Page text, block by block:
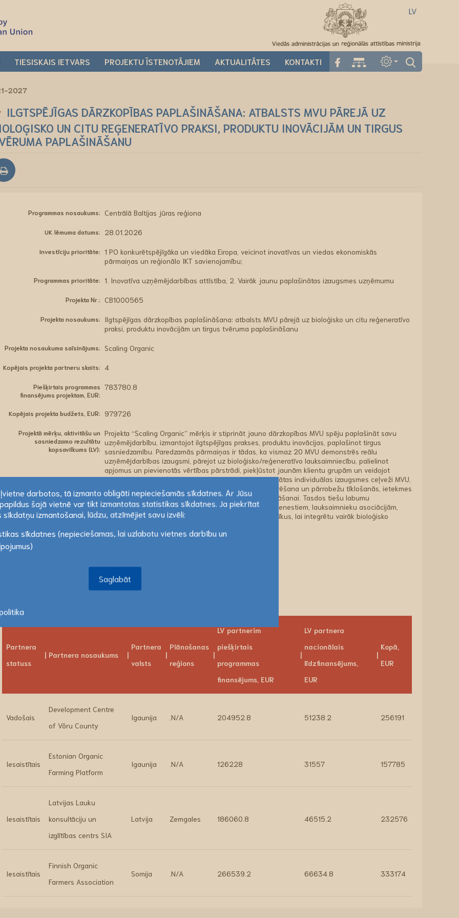
darbotos, tā izmanto obligāti nepieciešamās sīkdatnes. Ar Jūsu
sīkdatņu izmantošanai, lūdzu, atzīmējiet savu izvēli: Lasīt vairāk
Saglabāt
LV
TIESISKAIS IETVARS PROJEKTU ĪSTENOTĀJIEM AKTUALITĀTES KONTAKTI
2027
ILGTSPĒJĪGAS DĀRZKOPĪBAS PAPLAŠINĀŠANA: ATBALSTS MVU PĀREJĀ UZ
UN CITU REĢENERATĪVO PRAKSI, PRODUKTU INOVĀCIJĀM UN TIRGUS
PAPLAŠINĀŠANU
Programmas nosaukums: Centrālā Baltijas jūras reģiona
UK lēmuma datums: 28.01.2026
Investīciju prioritāte:
1 PO konkurētspējīgāka un viedāka Eiropa, veicinot inovatīvas un viedas ekonomiskās
pārmaiņas un reģionālo IKT savienojamību;
Programmas prioritāte: 1. Inovatīva uzņēmējdarbības attīstība, 2. Vairāk jaunu paplašinātas izaugsmes uzņēmumu
Projekta Nr.: CB1000565
Projekta nosaukums:
Ilgtspējīgas dārzkopības paplašināšana: atbalsts MVU pārejā uz bioloģisko un citu reģeneratīvo
praksi, produktu inovācijām un tirgus tvēruma paplašināšanu
Projekta nosaukuma saīsinājums: Scaling Organic
Kopējais projekta partneru skaits: 4
Piešķirtais programmas
finansējums projektam, EUR:
783780.8
Kopējais projekta budžets, EUR: 979726
Projektā mērķu, aktivitāšu un
sasniedzamo rezultātu
kopsavilkums (LV):
Projekta “Scaling Organic” mērķis ir stiprināt jauno dārzkopības MVU spēju paplašināt savu
uzņēmējdarbību, izmantojot ilgtspējīgas prakses, produktu inovācijas, paplašinot tirgus
sasniedzamību. Paredzamās pārmaiņas ir tādas, ka vismaz 20 MVU demonstrēs reālu
uzņēmējdarbības izaugsmi, pārejot uz bioloģisko/reģeneratīvo lauksaimniecību, palielinot
apjomus un pievienotās vērtības pārstrādi, piekļūstot jaunām klientu grupām un veidojot
spēcīgākas vērtību ķēdes. Projekta ietvaros tiks izstrādātas individuālas izaugsmes ceļveži MVU,
paplašināšanās programma, tostarp apmācība, mentorēšana un pārrobežu tīklošanās, ietekmes
novērtējuma ziņojumi un praktiskas vadlīnijas paplašināšanai. Tasdos tiešu labumu
iesaistītajiem MVU un plašākā mērogā – konsultāciju dienestiem, lauksaimnieku asociācijām,
pašvaldībām un ēdināšanas uzņēmumiem, kuri iegūs rīkus, lai integrētu vairāk bioloģisko
Partnera
statuss
Partnera nosaukums
Partnera
valsts
Plānošanas
reģions
LV partnerim
piešķirtais
programmas
finansējums, EUR
LV partnera
nacionālais
līdzfinansējums,
EUR
Kopā,
EUR
Vadošais
Development Centre
of Võru County
Igaunija .N/A 204952.8 51238.2 256191
Iesaistītais
Estonian Organic
Farming Platform
Igaunija .N/A 126228 31557 157785
Iesaistītais
Latvijas Lauku
konsultāciju un
izglītības centrs SIA
Latvija Zemgales 186060.8 46515.2 232576
Iesaistītais
Finnish Organic
Farmers Association
Somija .N/A 266539.2 66634.8 333174
darbotos, tā izmanto obligāti nepieciešamās sīkdatnes. Ar Jūsu
šajā vietnē var tikt izmantotas statistikas sīkdatnes. Ja piekrītat
sīkdatņu izmantošanai, lūdzu, atzīmējiet savu izvēli:
sīkdatnes (nepieciešamas, lai uzlabotu vietnes darbību un
Saglabāt